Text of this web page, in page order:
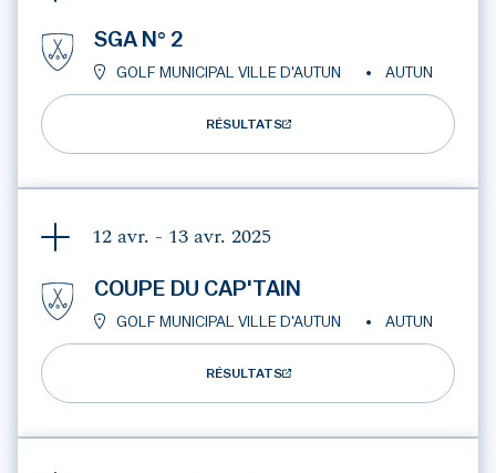
SGA N° 2
GOLF MUNICIPAL VILLE D'AUTUN AUTUN
RÉSULTATS
12 avr. - 13 avr. 2025
COUPE DU CAP'TAIN
GOLF MUNICIPAL VILLE D'AUTUN AUTUN
RÉSULTATS